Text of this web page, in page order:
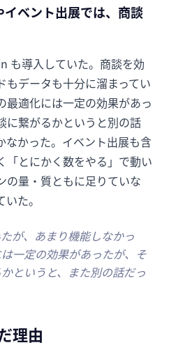
ベント出展では、商談
も導入していた。商談を効
データも十分に溜まってい
最適化には一定の効果があっ
に繋がるかというと別の話
なかった。イベント出展も含
「とにかく数をやる」で動い
の量・質ともに足りていな
た。
が、あまり機能しなかっ
一定の効果があったが、そ
というと、また別の話だっ
理由